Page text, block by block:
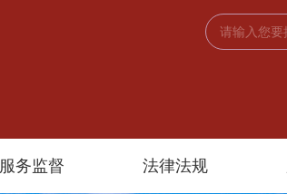
服务监督 法律法规